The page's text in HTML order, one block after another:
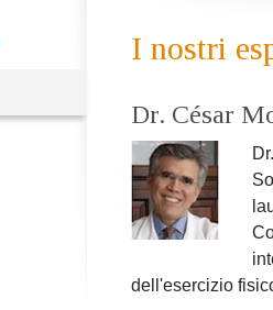
I nostri
Dr. César
dell'esercizio